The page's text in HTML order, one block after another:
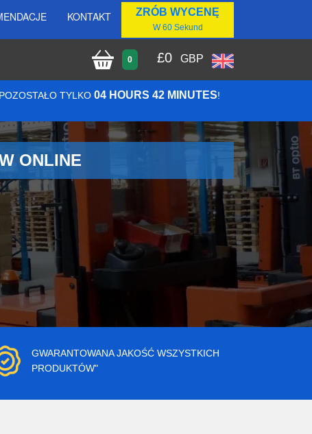
KONTAKT ZRÓB WYCENĘ
W 60 Sekund
0 £0 GBP
TYLKO 04 HOURS 42 MINUTES!
ONLINE
GWARANTOWANA JAKOŚĆ WSZYSTKICH
PRODUKTÓW"